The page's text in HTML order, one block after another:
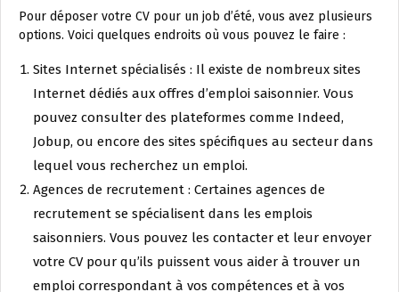
Pour déposer votre CV pour un job d’été, vous avez plusieurs
options. Voici quelques endroits où vous pouvez le faire :
Sites Internet spécialisés : Il existe de nombreux sites
Internet dédiés aux offres d’emploi saisonnier. Vous
pouvez consulter des plateformes comme Indeed,
Jobup, ou encore des sites spécifiques au secteur dans
lequel vous recherchez un emploi.
Agences de recrutement : Certaines agences de
recrutement se spécialisent dans les emplois
saisonniers. Vous pouvez les contacter et leur envoyer
votre CV pour qu’ils puissent vous aider à trouver un
emploi correspondant à vos compétences et à vos